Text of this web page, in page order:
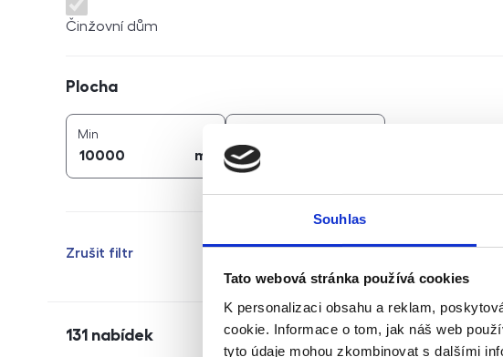
Souhlas
Tato webová stránka používá cookies
K personalizaci obsahu a reklam,
cookie. Informace o tom, jak náš web
tyto údaje mohou zkombinovat s dalšími
Činžovní dům
Plocha
Min
m
Zrušit filtr
131 nabídek